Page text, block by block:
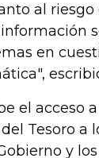
al
en
el acceso
Tesoro a
y